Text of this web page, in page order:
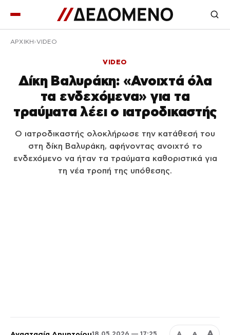
ΑΡΧΙΚΉ VIDEO
VIDEO
Δίκη Βαλυράκη: «Ανοιχτά όλα
τα ενδεχόμενα» για τα
τραύματα λέει ο ιατροδικαστής
Ο ιατροδικαστής ολοκλήρωσε την κατάθεσή του
στη δίκη Βαλυράκη, αφήνοντας ανοιχτό το
ενδεχόμενο να ήταν τα τραύματα καθοριστικά για
τη νέα τροπή της υπόθεσης.
Α